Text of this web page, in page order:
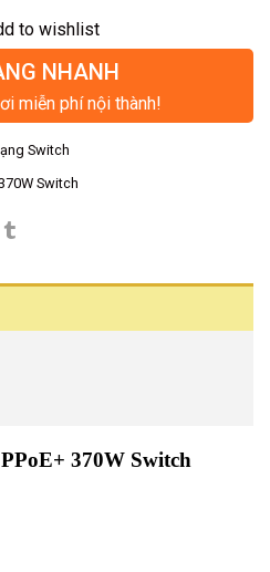
to wishlist
NHANH
miễn phí nội thành!
Switch
Switch
370W Switch